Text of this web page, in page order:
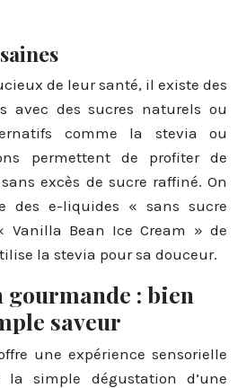
de leur santé, il existe des
avec des sucres naturels ou
comme la stevia ou
permettent de profiter de
excès de sucre raffiné. On
des e-liquides « sans sucre
Bean Ice Cream » de
la stevia pour sa douceur.
: bien
saveur
une expérience sensorielle
simple dégustation d’une